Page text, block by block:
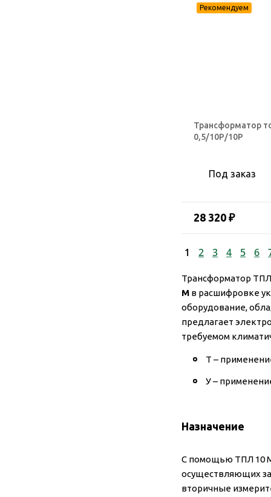
Трансформатор
0,5/10Р/10Р
Под заказ
28 320 ₽
1 2 3 4 5 6
Трансформатор
М в расшифровке
оборудование,
предлагает
требуемом
Т –
У –
Назначение
С помощью ТПЛ 10 М
осуществляющих
вторичные